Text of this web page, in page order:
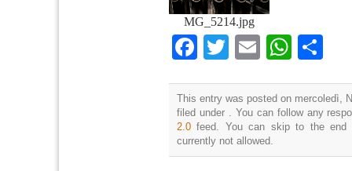
MG_5214.jpg
Facebook
TwitterEmail
This entry was posted on mercoledì,
filed under . You can follow any
2.0 feed. You can skip to the end
currently not allowed.